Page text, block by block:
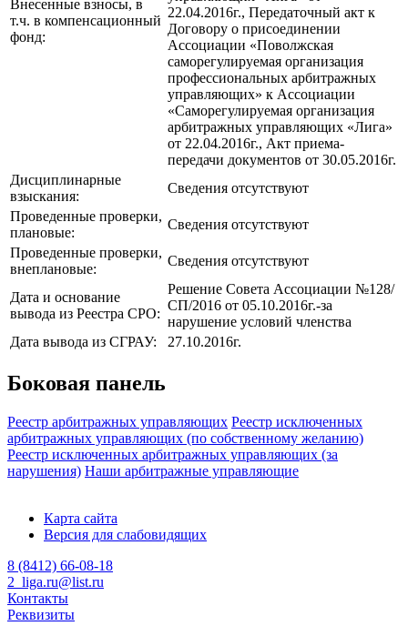
Внесенные взносы, в
т.ч. в компенсационный
фонд:
22.04.2016г., Передаточный акт к
Договору о присоединении
Ассоциации «Поволжская
саморегулируемая организация
профессиональных арбитражных
управляющих» к Ассоциации
«Саморегулируемая организация
арбитражных управляющих «Лига»
от 22.04.2016г., Акт приема-
передачи документов от 30.05.2016г.
Дисциплинарные
взыскания:
Сведения отсутствуют
Проведенные проверки,
плановые:
Сведения отсутствуют
Проведенные проверки,
внеплановые:
Сведения отсутствуют
Дата и основание
вывода из Реестра СРО:
Решение Совета Ассоциации №128/
СП/2016 от 05.10.2016г.-за
нарушение условий членства
Дата вывода из СГРАУ:
27.10.2016г.
Боковая панель
Реестр арбитражных управляющих Реестр исключенных
арбитражных управляющих (по собственному желанию)
Реестр исключенных арбитражных управляющих (за
нарушения) Наши арбитражные управляющие
Карта сайта
Версия для слабовидящих
8 (8412) 66-08-18
2_liga.ru@list.ru
Контакты
Реквизиты